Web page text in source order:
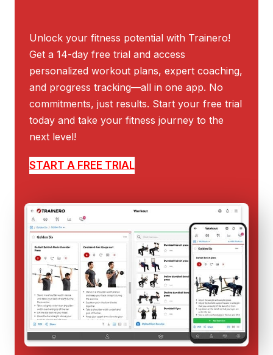
Unlock your fitness potential with Trainero!
Get a 14-day free trial and access
personalized workout plans, expert coaching,
and progress tracking—all in one app. No
commitments, just results. Start your free trial
today and take your fitness journey to the
next level!
START A FREE TRIAL